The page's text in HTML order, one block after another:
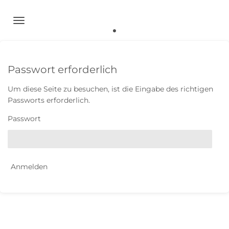
Hauptinhalt
.
Passwort erforderlich
Um diese Seite zu besuchen, ist die Eingabe des richtigen
Passworts erforderlich.
Passwort
Anmelden